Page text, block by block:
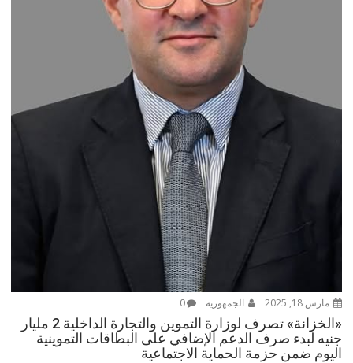
مارس 18, 2025 الجمهورية 0
«الخزانة» تصرف لوزارة التموين والتجارة الداخلية 2 مليار
جنيه لبدء صرف الدعم الإضافي على البطاقات التموينية
اليوم ضمن حزمة الحماية الاجتماعية